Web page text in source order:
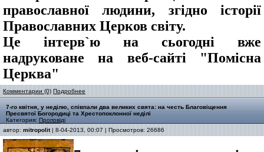
православної людини, згідно історії
Православних Церков світу.
Це інтерв`ю на сьогодні вже
надруковане на веб-сайті "Помісна
Церква"
Комментарии (0) Подробнее
7-го квітня, у неділю, співпали два великих свята: на честь Благовіщення
Пресвятої Богородиці та Хрестопоклонної неділі
Категория: Проповіді
автор: mitropolit| 8-04-2013, 00:07 | Просмотров: 26686